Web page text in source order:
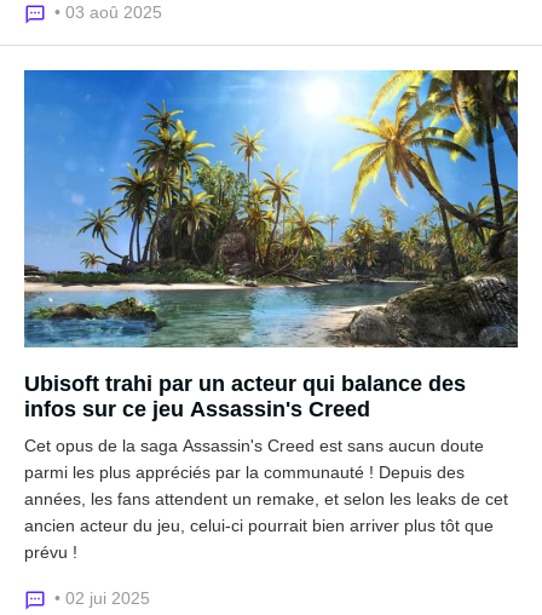
• 03 aoû 2025
Ubisoft trahi par un acteur qui balance des
infos sur ce jeu Assassin's Creed
Cet opus de la saga Assassin's Creed est sans aucun doute
parmi les plus appréciés par la communauté ! Depuis des
années, les fans attendent un remake, et selon les leaks de cet
ancien acteur du jeu, celui-ci pourrait bien arriver plus tôt que
prévu !
• 02 jui 2025